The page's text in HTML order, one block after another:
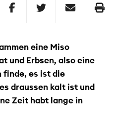
eine Miso
und Erbsen, also eine
finde, es ist die
draussen kalt ist und
Zeit habt lange in